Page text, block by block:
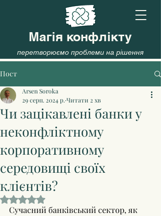
Магія конфлікту
перетворюємо проблеми на рішення
Пост
Чи зацікавлені банки у
неконфліктному
корпоративному
середовищі своїх
клієнтів?
Arsen Soroka
29 серп. 2024 р. Читати 2 хв
Оцінка: NaN з 5 зірок.
Сучасний банківський сектор, як